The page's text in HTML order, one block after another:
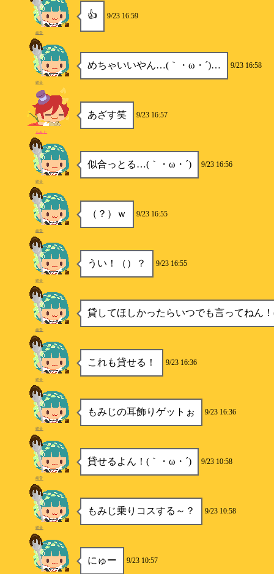
👍 9/23 16:59
紺音
めちゃいいやん…(｀・ω・´)… 9/23 16:58
紺音
あざす笑 9/23 16:57
もみじ
似合っとる…(｀・ω・´) 9/23 16:56
紺音
（？）ｗ 9/23 16:55
紺音
うい！（）？ 9/23 16:55
紺音
貸してほしかったらいつでも言ってねん
紺音
これも貸せる！ 9/23 16:36
紺音
もみじの耳飾りゲットぉ 9/23 16:36
紺音
貸せるよん！(｀・ω・´) 9/23 10:58
紺音
もみじ乗りコスする～？ 9/23 10:58
紺音
にゅー 9/23 10:57